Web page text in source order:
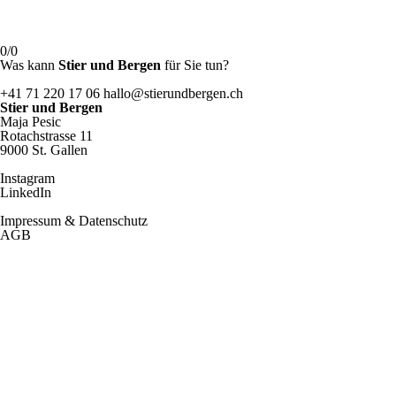
0/0
Was kann Stier und Bergen für Sie tun?
+41 71 220 17 06 hallo@stierundbergen.ch
Stier und Bergen
Maja Pesic
Rotachstrasse 11
9000 St. Gallen
Instagram
LinkedIn
Impressum & Datenschutz
AGB